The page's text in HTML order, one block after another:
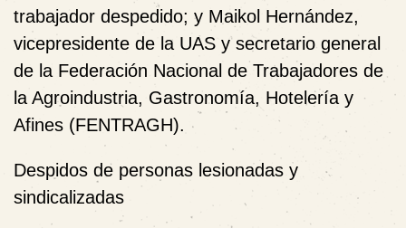
trabajador despedido; y Maikol Hernández,
vicepresidente de la UAS y secretario general
de la Federación Nacional de Trabajadores de
la Agroindustria, Gastronomía, Hotelería y
Afines (FENTRAGH).
Despidos de personas lesionadas y
sindicalizadas